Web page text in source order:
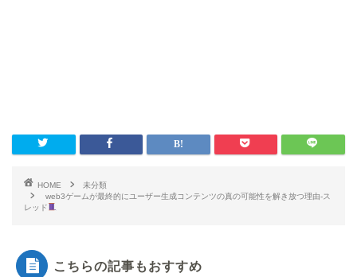
HOME
未分類
web3ゲームが最終的にユーザー生成コンテンツの真の可能性を解き放つ理由-ス
レッド
こちらの記事もおすすめ